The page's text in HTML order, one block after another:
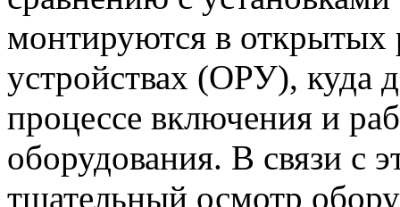
монтируются в открытых
устройствах (ОРУ), куда
процессе включения и
оборудования. В связи с
тщательный осмотр